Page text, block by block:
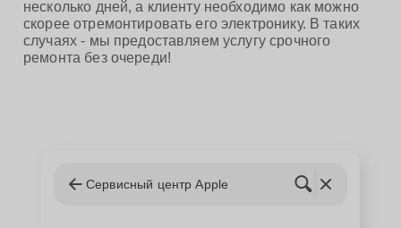
несколько дней, а клиенту необходимо как можно
скорее отремонтировать его электронику. В таких
случаях - мы предоставляем услугу срочного
ремонта без очереди!
Сервисный центр Apple